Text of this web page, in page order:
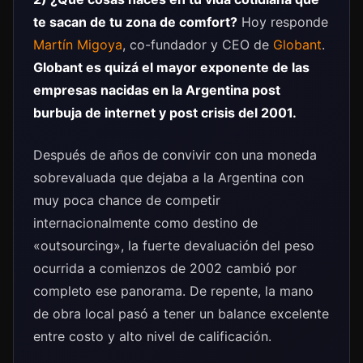
te sacan de tu zona de comfort? Hoy responde
Martín Migoya, co-fundador y CEO de Globant.
Globant es quizá el mayor exponente de las
empresas nacidas en la Argentina post
burbuja de internet y post crisis del 2001.
Después de años de convivir con una moneda
sobrevaluada que dejaba a la Argentina con
muy poca chance de competir
internacionalmente como destino de
«outsourcing», la fuerte devaluación del peso
ocurrida a comienzos de 2002 cambió por
completo ese panorama. De repente, la mano
de obra local pasó a tener un balance excelente
entre costo y alto nivel de calificación.